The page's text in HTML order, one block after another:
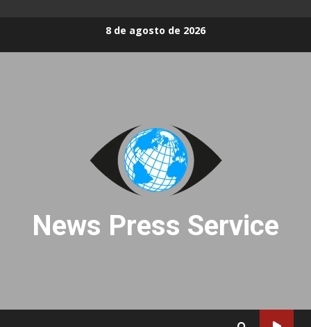
8 de agosto de 2026
News Press Service